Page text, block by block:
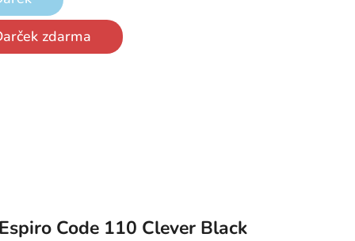
zdarma
Code 110 Clever Black